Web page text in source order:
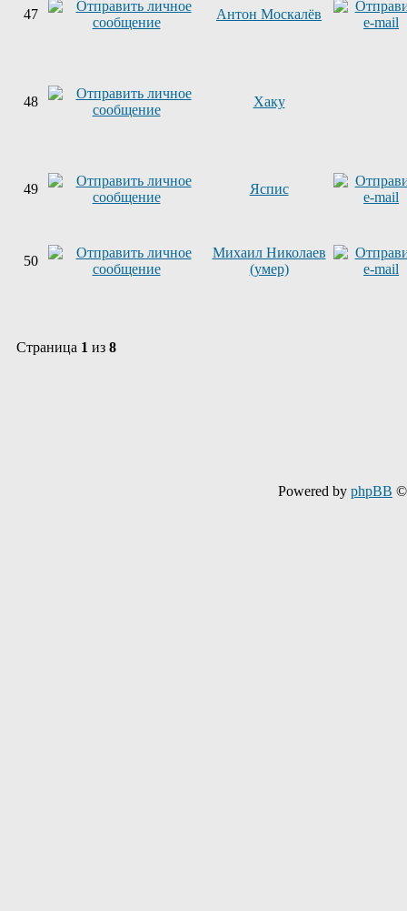
47 Антон Москалёв
48 Хаку
49 Яспис
50
Михаил Николаев
(умер)
Страница 1 из 8
Powered by phpBB ©